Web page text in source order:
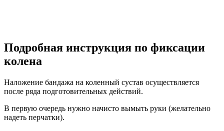
Подробная инструкция по фиксации
колена
Наложение бандажа на коленный сустав осуществляется
после ряда подготовительных действий.
В первую очередь нужно начисто вымыть руки (желательно
надеть перчатки).